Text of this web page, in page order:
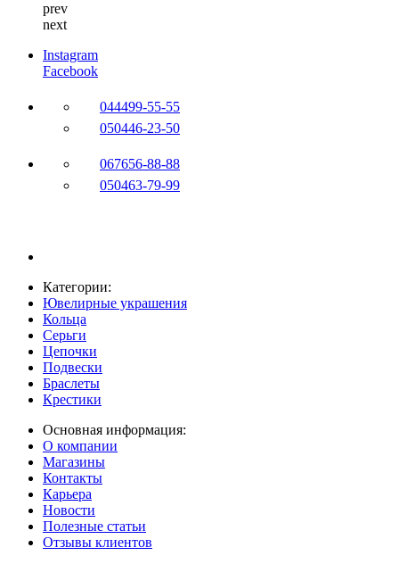
prev
next
Instagram
Facebook
044499-55-55
050446-23-50
067656-88-88
050463-79-99
Категории:
Ювелирные украшения
Кольца
Серьги
Цепочки
Подвески
Браслеты
Крестики
Основная информация:
О компании
Магазины
Контакты
Карьера
Новости
Полезные статьи
Отзывы клиентов